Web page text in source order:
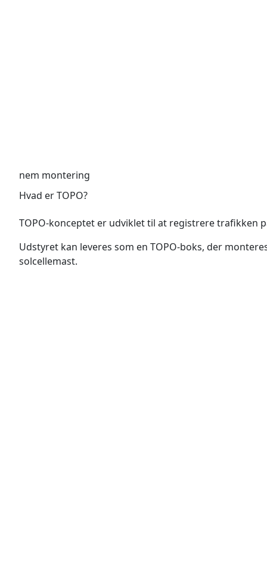
Hvad er TOPO?
nem montering
TOPO-konceptet er udviklet til at registrere trafikken
Udstyret kan leveres som en TOPO-boks, der
solcellemast.